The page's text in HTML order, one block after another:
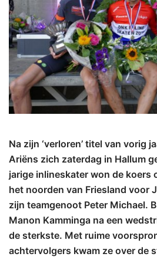
Na zijn ‘verloren’ titel van vorig
Ariëns zich zaterdag in Hallum
jarige inlineskater won de koers
het noorden van Friesland voor
zijn teamgenoot Peter Michael.
Manon Kamminga na een
de sterkste. Met ruime
achtervolgers kwam ze over de